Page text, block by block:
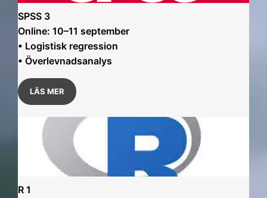
SPSS 3
Online: 10–11 september
• Logistisk regression
• Överlevnadsanalys
LÄS MER
R 1